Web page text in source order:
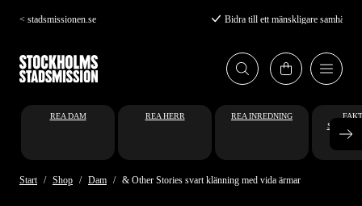
Hoppa
till
huvudinnehåll
< stadsmissionen.se Bidra till ett mänskligare samhälle
REA DAM REA HERR REA INREDNING
Start Shop Dam & Other Stories svart klänning med vida ärmar